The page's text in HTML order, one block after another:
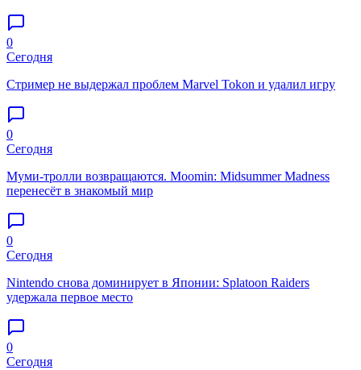
0
Сегодня
Стример не выдержал проблем Marvel Tokon и удалил игру
0
Сегодня
Муми-тролли возвращаются. Moomin: Midsummer Madness
перенесёт в знакомый мир
0
Сегодня
Nintendo снова доминирует в Японии: Splatoon Raiders
удержала первое место
0
Сегодня